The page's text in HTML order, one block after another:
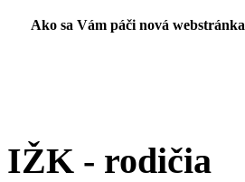
Ako sa Vám páči nová webstránka
IŽK - rodičia